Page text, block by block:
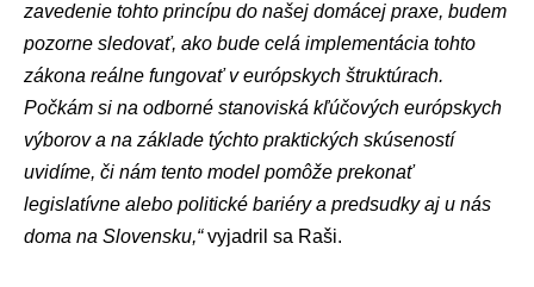
zavedenie tohto princípu do našej domácej praxe, budem
pozorne sledovať, ako bude celá implementácia tohto
zákona reálne fungovať v európskych štruktúrach.
Počkám si na odborné stanoviská kľúčových európskych
výborov a na základe týchto praktických skúseností
uvidíme, či nám tento model pomôže prekonať
legislatívne alebo politické bariéry a predsudky aj u nás
doma na Slovensku,“vyjadril sa Raši.